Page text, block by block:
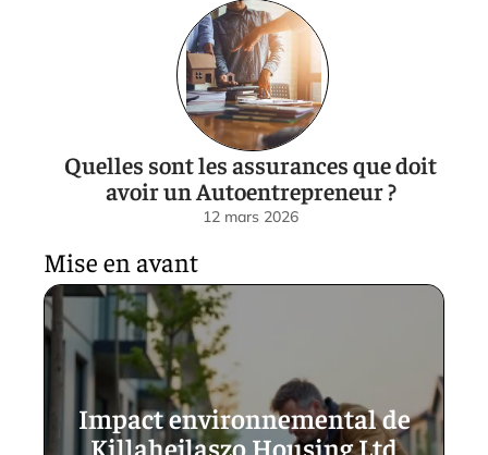
Quelles sont les assurances que doit
avoir un Autoentrepreneur ?
12 mars 2026
Mise en avant
Impact environnemental de
Killahejlaszo Housing Ltd